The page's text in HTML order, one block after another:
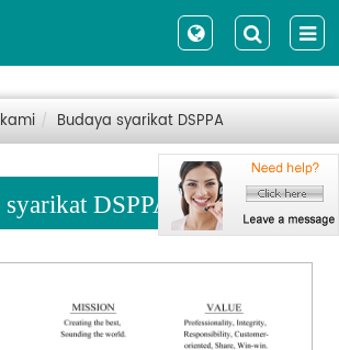
Budaya syarikat DSPPA
DSPPA